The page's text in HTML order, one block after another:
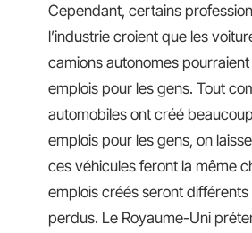
Cependant, certains
l’industrie croient que les
camions autonomes
emplois pour les gens. Tout
automobiles ont créé
emplois pour les gens, on
ces véhicules feront la même
emplois créés seront
perdus. Le Royaume-Uni